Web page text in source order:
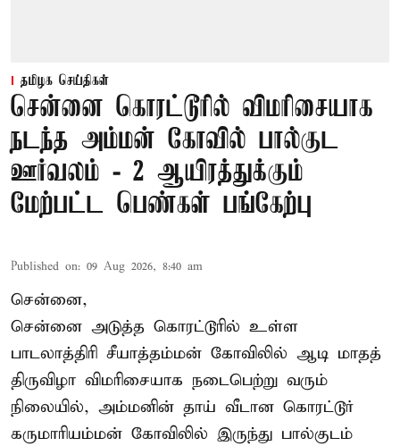
தமிழக செய்திகள்
சென்னை கொரட்டூரில் விமரிசையாக
நடந்த அம்மன் கோவில் பால்குட
ஊர்வலம் - 2 ஆயிரத்துக்கும்
மேற்பட்ட பெண்கள் பங்கேற்பு
Published on: 09 Aug 2026, 8:40 am
சென்னை,
சென்னை அடுத்த கொரட்டூரில் உள்ள
பாடலாத்திரி சீயாத்தம்மன் கோவிலில் ஆடி மாதத்
திருவிழா விமரிசையாக நடைபெற்று வரும்
நிலையில், அம்மனின் தாய் வீடான கொரட்டூர்
கருமாரியம்மன் கோவிலில் இருந்து பால்குடம்